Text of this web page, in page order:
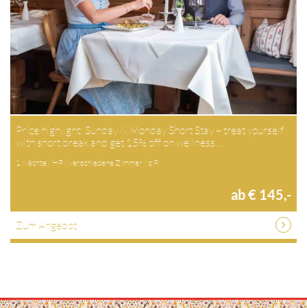
Price highlight: Sunday & Monday Short Stay – treat yourself
with short break and get 15% off on wellness…
1 Nächte / HP / verschiedene Zimmer / p.P.
ab € 145,-
Zum Angebot